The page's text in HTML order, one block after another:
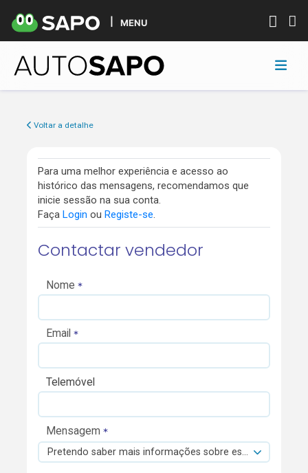
MENU
Voltar a detalhe
Para uma melhor experiência e acesso ao
histórico das mensagens, recomendamos que
inicie sessão na sua conta.
Faça Login ou Registe-se.
Contactar vendedor
Nome
Email
Telemóvel
Mensagem
Pretendo saber mais informações sobre esta viatura.